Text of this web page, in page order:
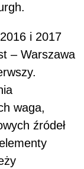
i 2017
– Warszawa
waga,
źródeł